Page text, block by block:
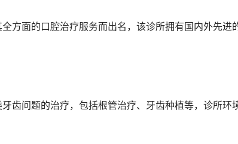
方面的口腔治疗服务而出名，该诊所拥有国内外先进
齿问题的治疗，包括根管治疗、牙齿种植等，诊所环